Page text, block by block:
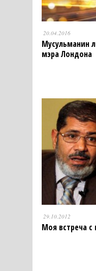
20.04.2016
Мусульманин
мэра Лондона
29.10.2012
Моя встреча с